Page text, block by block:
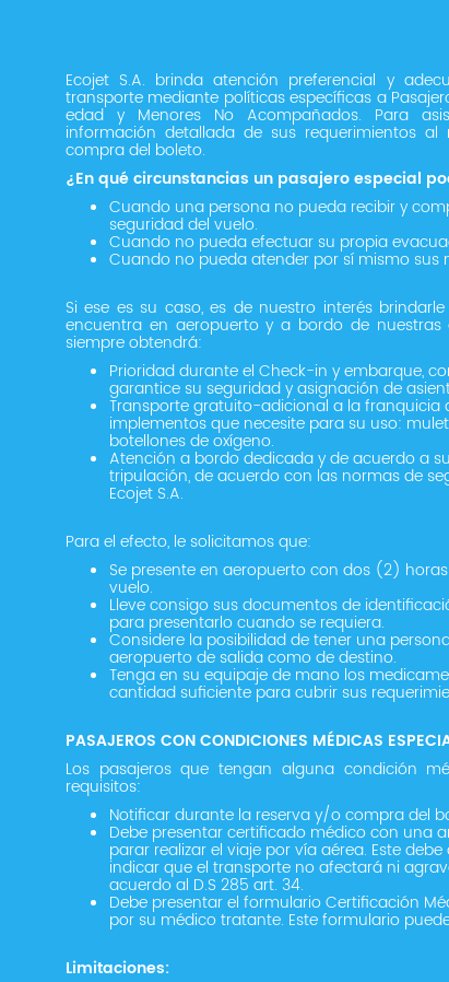
Ecojet S.A. brinda atención preferencial y
transporte mediante políticas específicas a
edad y Menores No Acompañados. Para
información detallada de sus requerimientos
compra del boleto.
¿En qué circunstancias un pasajero especial
Cuando una persona no pueda recibir y
seguridad del vuelo.
Cuando no pueda efectuar su propia
Cuando no pueda atender por sí mismo sus
Si ese es su caso, es de nuestro interés
encuentra en aeropuerto y a bordo de
siempre obtendrá:
Prioridad durante el Check-in y embarque,
garantice su seguridad y asignación de
Transporte gratuito-adicional a la franquicia
implementos que necesite para su uso:
botellones de oxígeno.
Atención a bordo dedicada y de acuerdo a
tripulación, de acuerdo con las normas de
Ecojet S.A.
Para el efecto, le solicitamos que:
Se presente en aeropuerto con dos (2)
vuelo.
Lleve consigo sus documentos de
para presentarlo cuando se requiera.
Considere la posibilidad de tener una
aeropuerto de salida como de destino.
Tenga en su equipaje de mano los
cantidad suficiente para cubrir sus
PASAJEROS CON CONDICIONES MÉDICAS
Los pasajeros que tengan alguna condición
requisitos:
Notificar durante la reserva y/o compra del
Debe presentar certificado médico con una
parar realizar el viaje por vía aérea. Este
indicar que el transporte no afectará ni
acuerdo al D.S 285 art. 34.
Debe presentar el formulario Certificación
por su médico tratante. Este formulario
Limitaciones: